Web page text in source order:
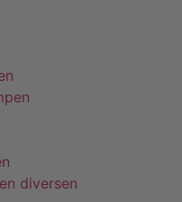
diversen